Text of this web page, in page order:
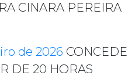
CINARA PEREIRA
de 2026 CONCEDE
DE 20 HORAS